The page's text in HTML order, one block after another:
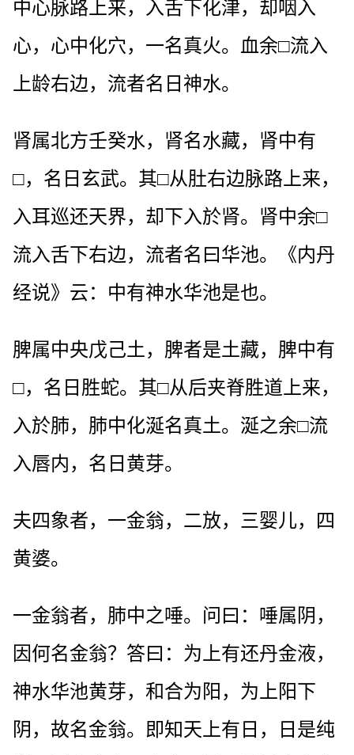
中心脉路上来，入舌下化津，却咽入
心，心中化穴，一名真火。血余□流入
上龄右边，流者名日神水。
肾属北方壬癸水，肾名水藏，肾中有
□，名日玄武。其□从肚右边脉路上来，
入耳巡还天界，却下入於肾。肾中余□
流入舌下右边，流者名曰华池。《内丹
经说》云：中有神水华池是也。
脾属中央戊己土，脾者是土藏，脾中有
□，名日胜蛇。其□从后夹脊胜道上来，
入於肺，肺中化涎名真土。涎之余□流
入唇内，名日黄芽。
夫四象者，一金翁，二放，三婴儿，四
黄婆。
一金翁者，肺中之唾。问曰：唾属阴，
因何名金翁？答曰：为上有还丹金液，
神水华池黄芽，和合为阳，为上阳下
阴，故名金翁。即知天上有日，日是纯